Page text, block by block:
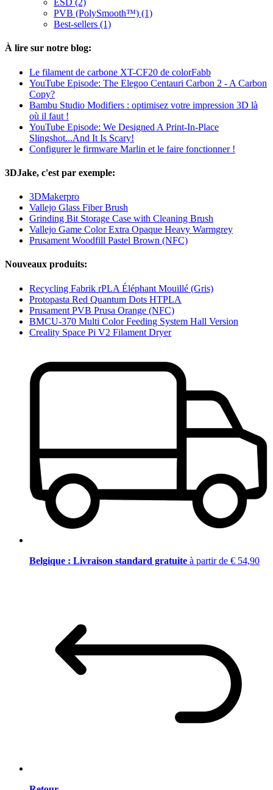
ESD (2)
PVB (PolySmooth™) (1)
Best-sellers (1)
À lire sur notre blog:
Le filament de carbone XT-CF20 de colorFabb
YouTube Episode: The Elegoo Centauri Carbon 2 - A Carbon
Copy?
Bambu Studio Modifiers : optimisez votre impression 3D là
où il faut !
YouTube Episode: We Designed A Print-In-Place
Slingshot...And It Is Scary!
Configurer le firmware Marlin et le faire fonctionner !
3DJake, c'est par exemple:
3DMakerpro
Vallejo Glass Fiber Brush
Grinding Bit Storage Case with Cleaning Brush
Vallejo Game Color Extra Opaque Heavy Warmgrey
Prusament Woodfill Pastel Brown (NFC)
Nouveaux produits:
Recycling Fabrik rPLA Éléphant Mouillé (Gris)
Protopasta Red Quantum Dots HTPLA
Prusament PVB Prusa Orange (NFC)
BMCU-370 Multi Color Feeding System Hall Version
Creality Space Pi V2 Filament Dryer
Belgique : Livraison standard gratuite à partir de € 54,90